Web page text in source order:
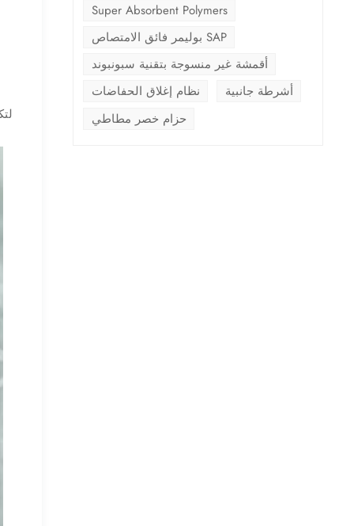
Super Absorbent Polymers
بوليمر فائق الامتصاص SAP
أقمشة غير منسوجة بتقنية سبونبوند
نظام إغلاق الحفاضات
أشرطة جانبية
حزام خصر مطاطي